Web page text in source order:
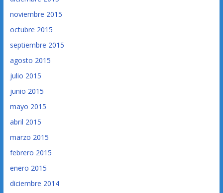
noviembre 2015
octubre 2015
septiembre 2015
agosto 2015
julio 2015
junio 2015
mayo 2015
abril 2015
marzo 2015
febrero 2015
enero 2015
diciembre 2014